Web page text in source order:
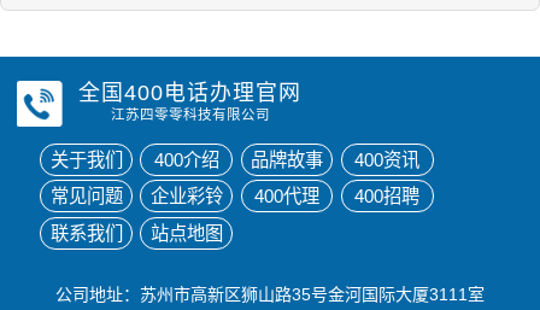
全国400电话办理官网
江苏四零零科技有限公司
关于我们 400介绍 品牌故事
400资讯
常见问题
企业彩铃 400代理
400招聘
联系我们
站点地图
公司地址：苏州市高新区狮山路35号金河国际大厦3111室